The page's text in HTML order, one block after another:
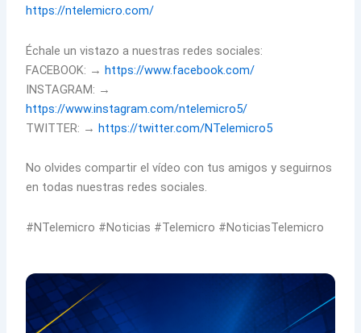
https://ntelemicro.com/
Échale un vistazo a nuestras redes sociales:
FACEBOOK: →https://www.facebook.com/
INSTAGRAM: →
https://www.instagram.com/ntelemicro5/
TWITTER: →https://twitter.com/NTelemicro5
No olvides compartir el vídeo con tus amigos y seguirnos
en todas nuestras redes sociales.
#NTelemicro #Noticias #Telemicro #NoticiasTelemicro